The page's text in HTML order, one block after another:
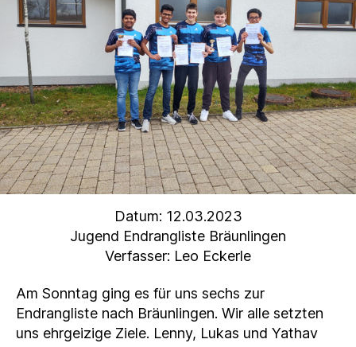
Datum: 12.03.2023
Jugend Endrangliste Bräunlingen
Verfasser: Leo Eckerle
Am Sonntag ging es für uns sechs zur
Endrangliste nach Bräunlingen. Wir alle setzten
uns ehrgeizige Ziele. Lenny, Lukas und Yathav